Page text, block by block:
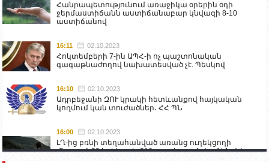
Հանրապետությունում առաջիկա օրերին օդի
ջերմաստիճանն աստիճանաբար կնվազի 8-10
աստիճանով
16:11 02.10.2023
Հոկտեմբերի 7-ին ԱՊՀ-ի ոչ պաշտոնական
գագաթնաժողով նախատեսված չէ. Պեսկով
16:10 02.10.2023
Ադրբեջանի ԶՈՒ կրակի հետևանքով հայկական
կողմում կան տուժածներ․ ՀՀ ՊՆ
16:00 02.10.2023
ԼՂ-ից բռնի տեղահանված առանց ուղեկցողի
մնացած 20 երեխա և 216 տարեց գտնվում են ՀՀ